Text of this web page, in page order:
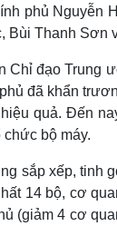
Sân
Văn
Di sản
phủ Nguyễn
Thanh Sơn
đạo Trung
đã khẩn
quả. Đến
bộ máy.
sắp xếp, tinh
14 bộ, cơ
(giảm 4 cơ